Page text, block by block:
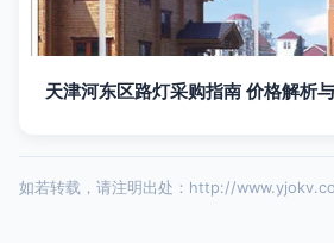
天津河东区路灯采购指南 价格解析
如若转载，请注明出处：http://